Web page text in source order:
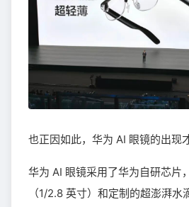
也正因如此，华为 AI 眼镜的出现
华为 AI 眼镜采用了华为自研芯片
（1/2.8 英寸）和定制的超澎湃